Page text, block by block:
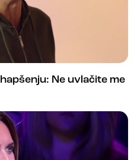
Ne uvlačite me